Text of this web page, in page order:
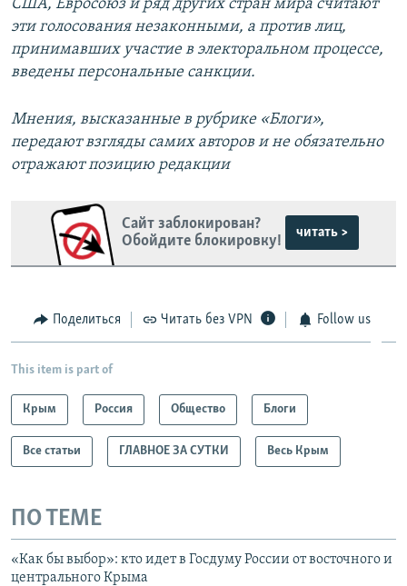
й
с
л
й
с
л
а
США, Евросоюз и ряд других стран мира считают
эти голосования незаконными, а против лиц,
принимавших участие в электоральном процессе,
введены персональные санкции.
Мнения, высказанные в рубрике «Блоги»,
передают взгляды самих авторов и не обязательно
отражают позицию редакции
Сайт заблокирован?
Обойдите блокировку!
читать >
Поделиться Читать без VPN Follow us
This item is part of
Крым Россия Общество Блоги
Все статьи ГЛАВНОЕ ЗА СУТКИ Весь Крым
ПО ТЕМЕ
«Как бы выбор»: кто идет в Госдуму России от восточного и
центрального Крыма